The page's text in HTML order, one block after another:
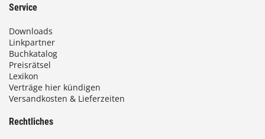
Service
Downloads
Linkpartner
Buchkatalog
Preisrätsel
Lexikon
Verträge hier kündigen
Versandkosten & Lieferzeiten
Rechtliches